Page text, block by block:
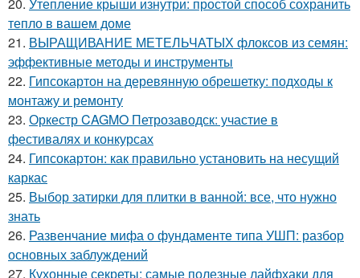
тепло в вашем доме
21. ВЫРАЩИВАНИЕ МЕТЕЛЬЧАТЫХ флоксов из семян:
эффективные методы и инструменты
22. Гипсокартон на деревянную обрешетку: подходы к
монтажу и ремонту
23. Оркестр CAGMO Петрозаводск: участие в
фестивалях и конкурсах
24. Гипсокартон: как правильно установить на несущий
каркас
25. Выбор затирки для плитки в ванной: все, что нужно
знать
26. Развенчание мифа о фундаменте типа УШП: разбор
основных заблуждений
27. Кухонные секреты: самые полезные лайфхаки для